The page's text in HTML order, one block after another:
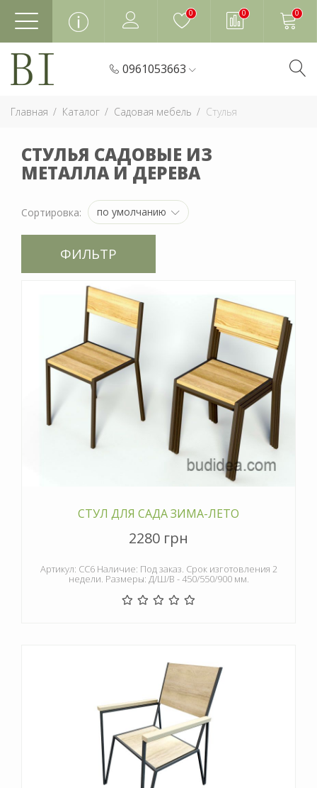
0 0 0
0961053663
Главная Каталог Садовая мебель Стулья
СТУЛЬЯ САДОВЫЕ ИЗ
МЕТАЛЛА И ДЕРЕВА
Сортировка: по умолчанию
ФИЛЬТР
СТУЛ ДЛЯ САДА ЗИМА-ЛЕТО
2280 грн
Артикул: СС6 Наличие: Под заказ. Срок изготовления 2
недели. Размеры: Д/Ш/В - 450/550/900 мм.